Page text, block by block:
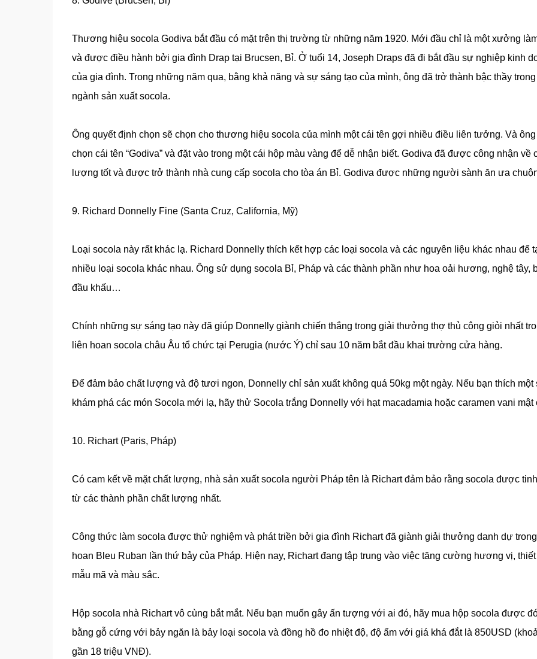
Thương hiệu socola Godiva bắt đầu có mặt trên thị trường từ những năm 1920. Mới đầu chỉ là một xưởng
và được điều hành bởi gia đình Drap tại Brucsen, Bỉ. Ở tuổi 14, Joseph Draps đã đi bắt đầu sự nghiệp kinh
của gia đình. Trong những năm qua, bằng khả năng và sự sáng tạo của mình, ông đã trở thành bậc thầy trong
ngành sản xuất socola.
Ông quyết định chọn sẽ chọn cho thương hiệu socola của mình một cái tên gợi nhiều điều liên tưởng. Và ông
chọn cái tên “Godiva” và đặt vào trong một cái hộp màu vàng để dễ nhận biết. Godiva đã được công nhận về
lượng tốt và được trở thành nhà cung cấp socola cho tòa án Bỉ. Godiva được những người sành ăn ưa
9. Richard Donnelly Fine (Santa Cruz, California, Mỹ)
Loại socola này rất khác lạ. Richard Donnelly thích kết hợp các loại socola và các nguyên liệu khác nhau để
nhiều loại socola khác nhau. Ông sử dụng socola Bỉ, Pháp và các thành phần như hoa oải hương, nghệ tây,
đầu khấu…
Chính những sự sáng tạo này đã giúp Donnelly giành chiến thắng trong giải thưởng thợ thủ công giỏi nhất
liên hoan socola châu Âu tổ chức tại Perugia (nước Ý) chỉ sau 10 năm bắt đầu khai trường cửa hàng.
Để đảm bảo chất lượng và độ tươi ngon, Donnelly chỉ sản xuất không quá 50kg một ngày. Nếu bạn thích một
khám phá các món Socola mới lạ, hãy thử Socola trắng Donnelly với hạt macadamia hoặc caramen vani mật
10. Richart (Paris, Pháp)
Có cam kết về mặt chất lượng, nhà sản xuất socola người Pháp tên là Richart đảm bảo rằng socola được
từ các thành phần chất lượng nhất.
Công thức làm socola được thử nghiệm và phát triền bởi gia đình Richart đã giành giải thưởng danh dự
hoan Bleu Ruban lần thứ bảy của Pháp. Hiện nay, Richart đang tập trung vào việc tăng cường hương vị,
mẫu mã và màu sắc.
Hộp socola nhà Richart vô cùng bắt mắt. Nếu bạn muốn gây ấn tượng với ai đó, hãy mua hộp socola được
bằng gỗ cứng với bảy ngăn là bảy loại socola và đồng hồ đo nhiệt độ, độ ẩm với giá khá đắt là 850USD
gần 18 triệu VNĐ).